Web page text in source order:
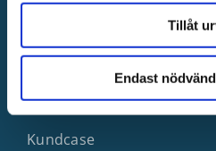
Tillåt
Endast
Läs
Lär
Utbildningar
Kundcase